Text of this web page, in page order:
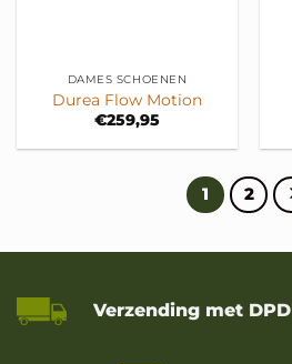
DAMES SCHOENEN
Durea Flow Motion
€259,95
1 2
Verzending met DPD